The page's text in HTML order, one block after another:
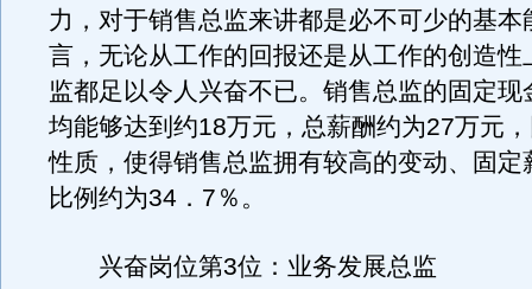
力，对于销售总监来讲都是必不可少的基本
言，无论从工作的回报还是从工作的创造性
监都足以令人兴奋不已。销售总监的固定现
均能够达到约18万元，总薪酬约为27万元
性质，使得销售总监拥有较高的变动、固定
比例约为34．7％。
兴奋岗位第3位：业务发展总监